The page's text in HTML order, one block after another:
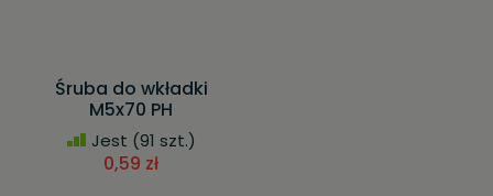
Śruba do wkładki
M5x70 PH
Jest (91 szt.)
0,59 zł